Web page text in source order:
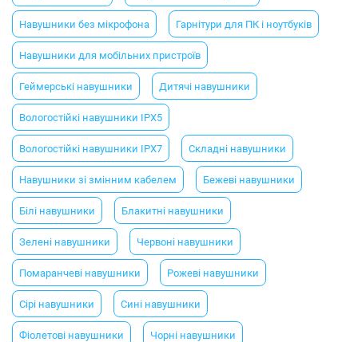
Навушники без мікрофона Гарнітури для ПК і ноутбуків
Навушники для мобільних пристроїв
Геймерські навушники Дитячі навушники
Вологостійкі навушники IPX5
Вологостійкі навушники IPX7 Складні навушники
Навушники зі змінним кабелем Бежеві навушники
Білі навушники Блакитні навушники
Зелені навушники Червоні навушники
Помаранчеві навушники Рожеві навушники
Сірі навушники Сині навушники
Фіолетові навушники Чорні навушники